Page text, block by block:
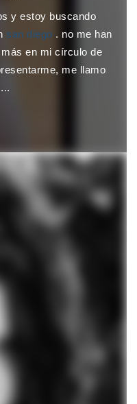
y estoy buscando
san diego . no me han
en mi círculo de
me llamo